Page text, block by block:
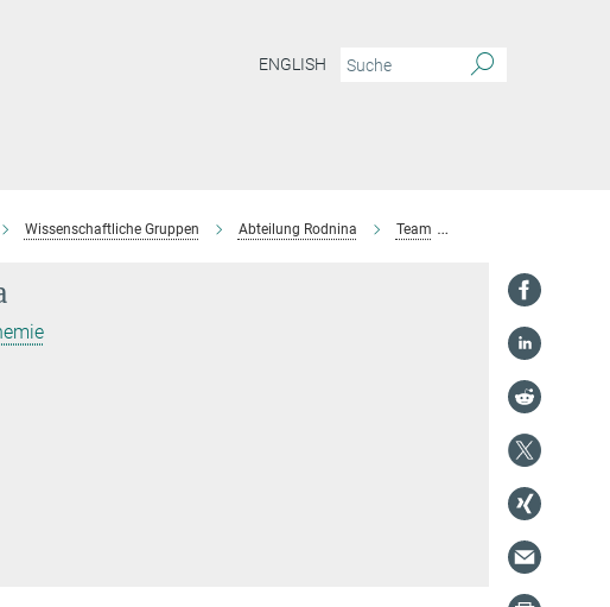
ENGLISH
Wissenschaftliche Gruppen Abteilung Rodnina Team